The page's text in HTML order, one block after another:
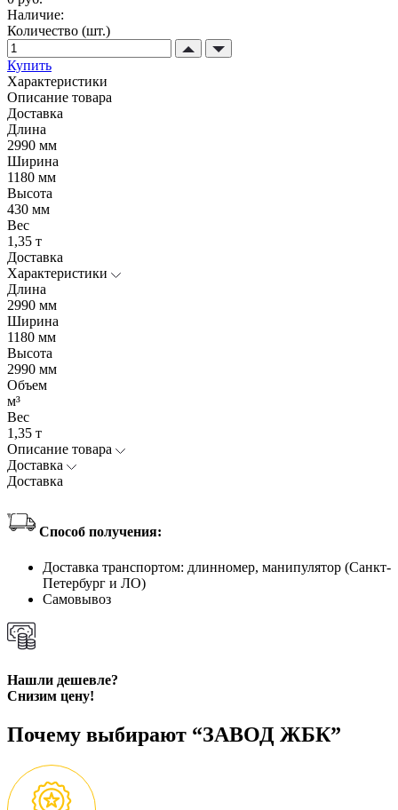
Наличие:
Количество (шт.)
Купить
Характеристики
Описание товара
Доставка
Длина
2990 мм
Ширина
1180 мм
Высота
430 мм
Вес
1,35 т
Доставка
Характеристики
Длина
2990 мм
Ширина
1180 мм
Высота
2990 мм
Объем
м³
Вес
1,35 т
Описание товара
Доставка
Доставка
Способ получения:
Доставка транспортом: длинномер, манипулятор (Санкт-
Петербург и ЛО)
Самовывоз
Нашли дешевле?
Снизим цену!
Почему выбирают “ЗАВОД ЖБК”